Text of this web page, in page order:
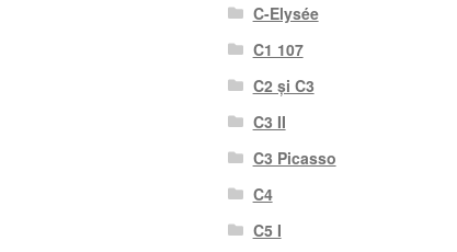
C-Elysée
C1 107
C2 și C3
C3 II
C3 Picasso
C4
C5 I